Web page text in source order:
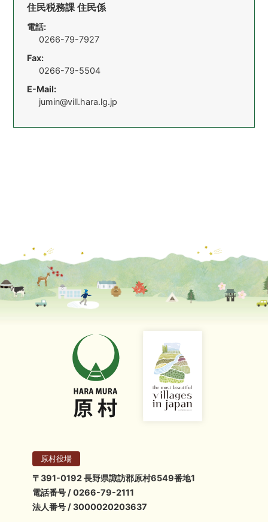
住民税務課 住民係
電話:
0266-79-7927
Fax:
0266-79-5504
E-Mail:
jumin@vill.hara.lg.jp
原村役場
〒391-0192 長野県諏訪郡原村6549番地1
電話番号 / 0266-79-2111
法人番号 / 3000020203637